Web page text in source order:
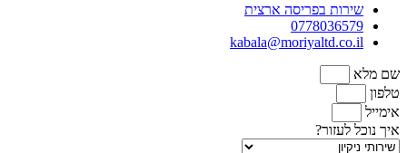
שירות בפריסה ארצית
0778036579
kabala@moriyaltd.co.il
שם מלא
טלפון
אימייל
איך נוכל לעזור?